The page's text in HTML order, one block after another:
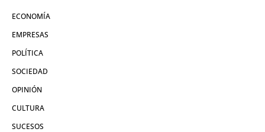
ECONOMÍA
EMPRESAS
POLÍTICA
SOCIEDAD
OPINIÓN
CULTURA
SUCESOS